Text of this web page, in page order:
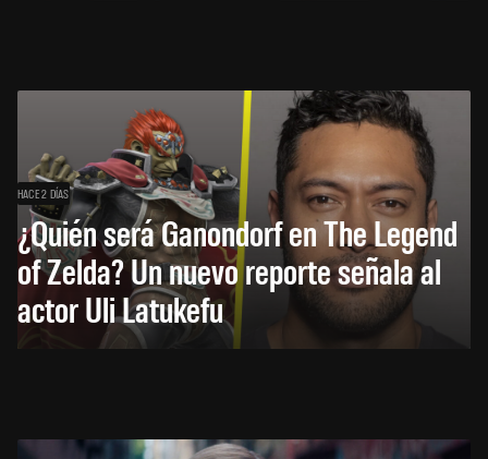
HACE 2 DÍAS
¿Quién será Ganondorf en The Legend
of Zelda? Un nuevo reporte señala al
actor Uli Latukefu